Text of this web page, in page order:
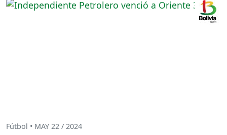
Fútbol • MAY 22 / 2024